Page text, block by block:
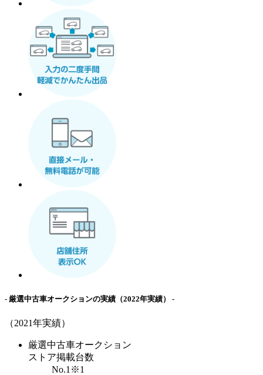
- 厳選中古車オークションの実績 （2022年実績） -
（2021年実績）
厳選中古車オークション
ストア掲載台数
No.1 ※1